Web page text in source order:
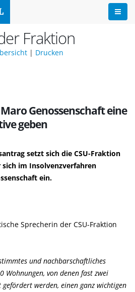
Fraktion
| Drucken
Genossenschaft eine
geben
setzt sich die CSU-Fraktion
im Insolvenzverfahren
ein.
Sprecherin der CSU-Fraktion
und nachbarschaftliches
Wohnungen, von denen fast zwei
werden, einen ganz wichtigen